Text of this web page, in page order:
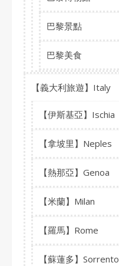
巴黎景點
巴黎美食
【義大利旅遊】Italy
【伊斯基亞】Ischia
【拿坡里】Neples
【熱那亞】Genoa
【米蘭】Milan
【羅馬】Rome
【蘇蓮多】Sorrento